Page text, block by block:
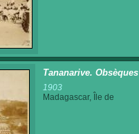
Tananarive.
1903
Madagascar, Île de